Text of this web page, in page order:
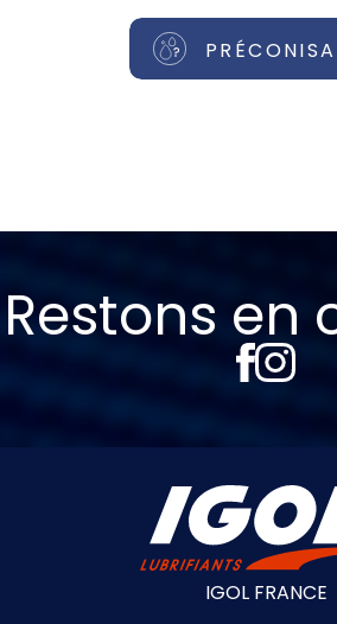
Restons en
IGOL FRANCE